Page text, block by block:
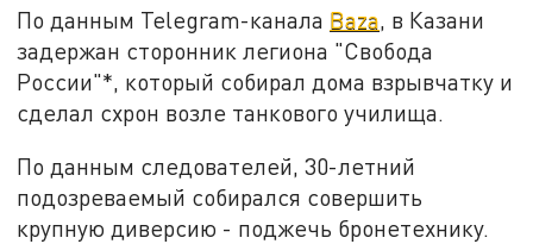
По данным Telegram-канала Baza, в Казани
задержан сторонник легиона "Свобода
России"*, который собирал дома взрывчатку и
сделал схрон возле танкового училища.
По данным следователей, 30-летний
подозреваемый собирался совершить
крупную диверсию - поджечь бронетехнику.